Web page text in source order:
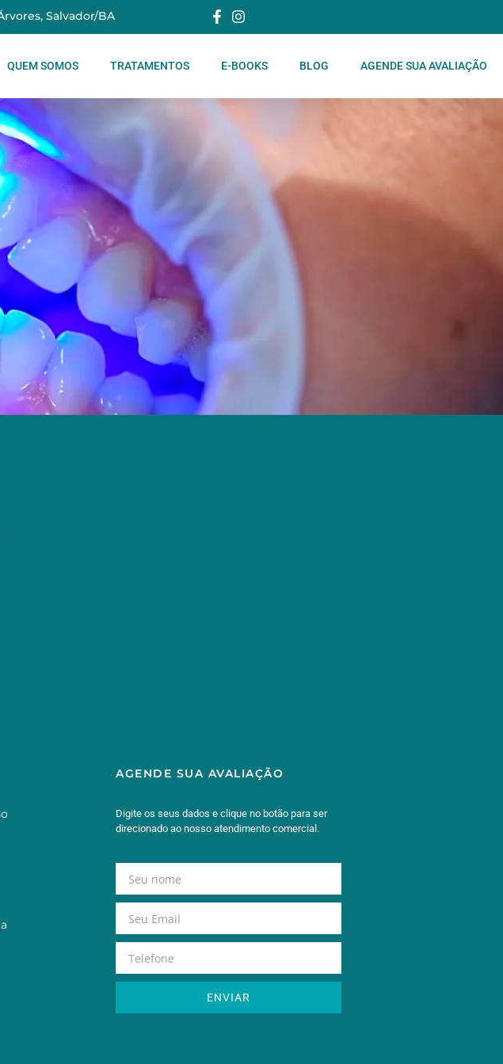
Salvador/BA
QUEM SOMOS TRATAMENTOS E-BOOKS BLOG AGENDE SUA AVALIAÇÃO
AGENDE SUA AVALIAÇÃO
Digite os seus dados e clique no botão para ser
direcionado ao nosso atendimento comercial.
ENVIAR